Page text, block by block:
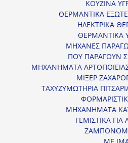
ΚΟΥΖΙΝΑ
ΘΕΡΜΑΝΤΙΚΑ
ΗΛΕΚΤΡΙΚΑ
ΘΕΡΜΑΝΤΙΚΑ
ΜΗΧΑΝΕΣ
ΠΟΥ ΠΑΡΑΓΟΥΝ
ΜΗΧΑΝΗΜΑΤΑ
ΜΙΞΕΡ
ΤΑΧΥΖΥΜΩΤΗΡΙΑ
ΜΗΧΑΝΗΜΑΤΑ
ΓΕΜΙΣΤΙΚΑ
ΜΕ